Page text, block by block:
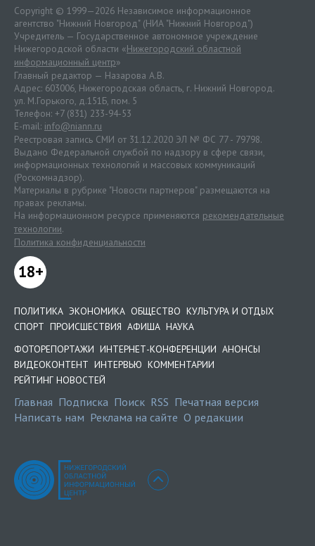
Copyright © 1999—2026 Независимое информационное
агентство "Нижний Новгород" (НИА "Нижний Новгород")
Учредитель — Государственное автономное учреждение
Нижегородской области «Нижегородский областной
информационный центр»
Главный редактор — Назарова А.В.
Адрес: 603006, Нижегородская область, г. Нижний Новгород.
ул. М.Горького, д.151Б, пом. 5
Телефон: +7 (831) 233-94-53
E-mail: info@niann.ru
Реестровая запись СМИ от 31.12.2020 ЭЛ № ФС 77 - 79798.
Выдано Федеральной службой по надзору в сфере связи,
информационных технологий и массовых коммуникаций
(Роскомнадзор).
Материалы в рубрике "Новости партнеров" размещаются на
правах рекламы.
На информационном ресурсе применяются рекомендательные
технологии.
Политика конфиденциальности
18+
ПОЛИТИКА ЭКОНОМИКА ОБЩЕСТВО КУЛЬТУРА И ОТДЫХ
СПОРТ ПРОИСШЕСТВИЯ АФИША НАУКА
ФОТОРЕПОРТАЖИ ИНТЕРНЕТ-КОНФЕРЕНЦИИ АНОНСЫ
ВИДЕОКОНТЕНТ ИНТЕРВЬЮ КОММЕНТАРИИ
РЕЙТИНГ НОВОСТЕЙ
Главная Подписка Поиск RSS Печатная версия
Написать нам Реклама на сайте О редакции